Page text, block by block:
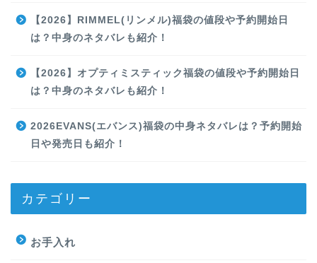
【2026】RIMMEL(リンメル)福袋の値段や予約開始日
は？中身のネタバレも紹介！
【2026】オプティミスティック福袋の値段や予約開始日
は？中身のネタバレも紹介！
2026EVANS(エバンス)福袋の中身ネタバレは？予約開始
日や発売日も紹介！
カテゴリー
お手入れ